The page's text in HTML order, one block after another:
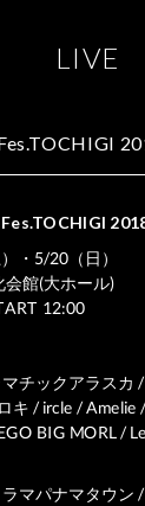
L IVE
2018
・5/20（日）
館(大ホール)
12:00
チックアラスカ
キ / ircle / Amelie
BIG MORL /
ラマパナマタウ